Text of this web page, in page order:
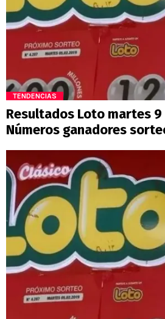
TENDENCIAS
Resultados Loto martes
Números ganadores